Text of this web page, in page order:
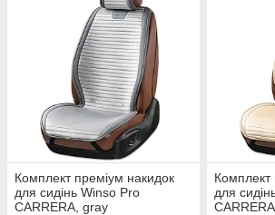
Комплект преміум накидок
для сидінь Winso Pro
СARRERA, gray
Комплект
для